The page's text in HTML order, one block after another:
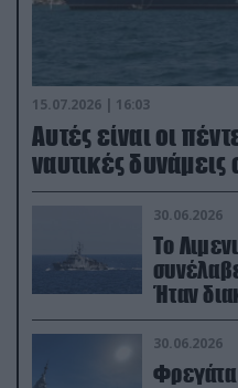
15.07.2026 | 16:03
Aυτές είναι οι
ναυτικές δυνάμεις
30.06.2026
Το
Ήταν
30.06.2026